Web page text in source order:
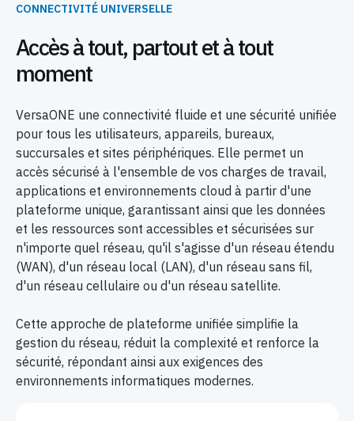
CONNECTIVITÉ UNIVERSELLE
Accès à tout, partout et à tout
moment
VersaONE une connectivité fluide et une sécurité unifiée
pour tous les utilisateurs, appareils, bureaux,
succursales et sites périphériques. Elle permet un
accès sécurisé à l'ensemble de vos charges de travail,
applications et environnements cloud à partir d'une
plateforme unique, garantissant ainsi que les données
et les ressources sont accessibles et sécurisées sur
n'importe quel réseau, qu'il s'agisse d'un réseau étendu
(WAN), d'un réseau local (LAN), d'un réseau sans fil,
d'un réseau cellulaire ou d'un réseau satellite.
Cette approche de plateforme unifiée simplifie la
gestion du réseau, réduit la complexité et renforce la
sécurité, répondant ainsi aux exigences des
environnements informatiques modernes.